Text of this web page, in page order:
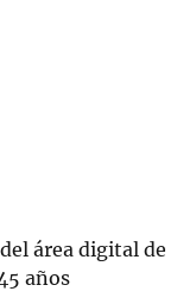
área digital de
años